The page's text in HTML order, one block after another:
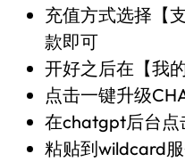
充值方式选择【
款即可
开好之后在【我
点击一键升级
在chatgpt后台点
粘贴到wildcard